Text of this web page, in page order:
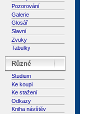
Pozorování
Galerie
Glosář
Slavní
Zvuky
Tabulky
Různé
Studium
Ke koupi
Ke stažení
Odkazy
Kniha návštěv